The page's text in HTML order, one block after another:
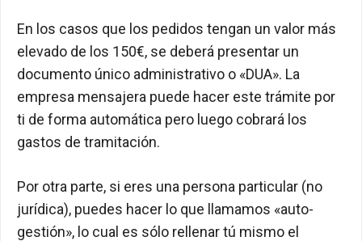
En los casos que los pedidos tengan un valor más
elevado de los 150€, se deberá presentar un
documento único administrativo o «DUA». La
empresa mensajera puede hacer este trámite por
ti de forma automática pero luego cobrará los
gastos de tramitación.
Por otra parte, si eres una persona particular (no
jurídica), puedes hacer lo que llamamos «auto-
gestión», lo cual es sólo rellenar tú mismo el